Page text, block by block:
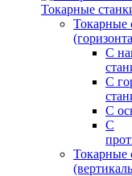
Токарные
Токарные
С
С
С
С
Токарные